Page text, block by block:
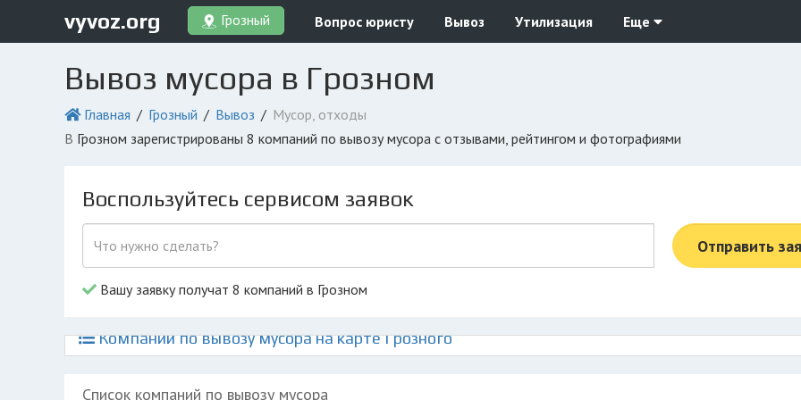
vyvoz.org Грозный Вопрос юристу Вывоз Утилизация Еще
Вывоз мусора в Грозном
Главная Грозный Вывоз
Мусор, отходы
в Грозном зарегистрированы 8 компаний по вывозу мусора с отзывами, рейтингом и фотографиями
Воспользуйтесь сервисом заявок
Отправить
Вашу заявку получат 8 компаний в Грозном
Компании по вывозу мусора на карте Грозного
Список компаний по вывозу мусора